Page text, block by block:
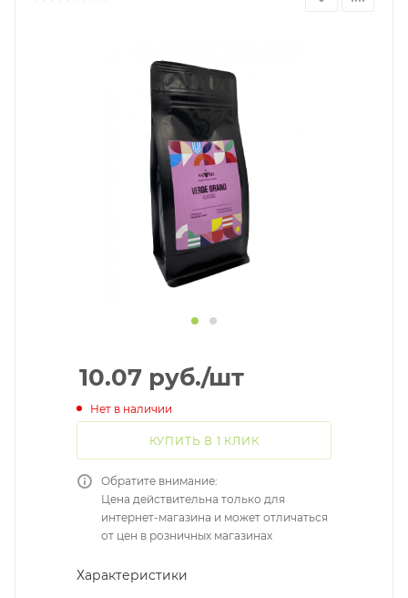
10.07 руб./шт
Нет в наличии
КУПИТЬ В 1 КЛИК
Обратите внимание:
Цена действительна только для
интернет-магазина и может отличаться
от цен в розничных магазинах
Характеристики